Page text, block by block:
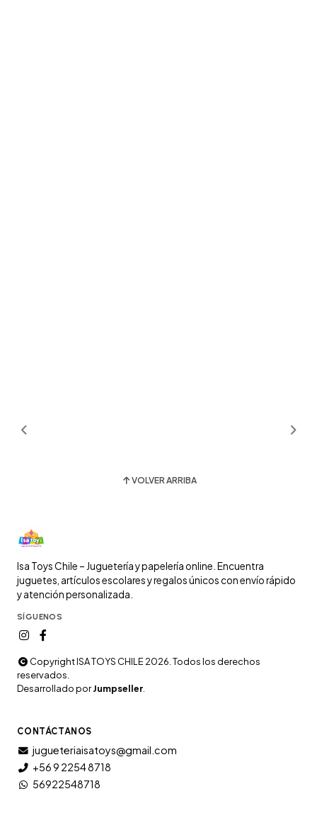
VOLVER ARRIBA
Isa Toys Chile – Juguetería y papelería online. Encuentra
juguetes, artículos escolares y regalos únicos con envío rápido
y atención personalizada.
SÍGUENOS
Copyright ISA TOYS CHILE 2026. Todos los derechos
reservados.
Desarrollado porJumpseller
CONTÁCTANOS
jugueteriaisatoys@gmail.com
+56 9 2254 8718
56922548718